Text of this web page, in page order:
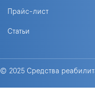
Прайс-лист
Статьи
© 2025 Средства